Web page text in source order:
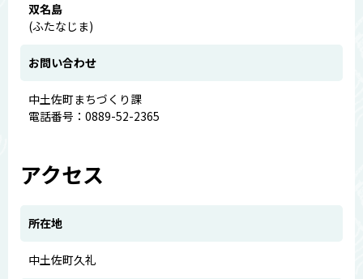
双名島
(ふたなじま)
お問い合わせ
中土佐町まちづくり課
電話番号：0889-52-2365
アクセス
所在地
中土佐町久礼